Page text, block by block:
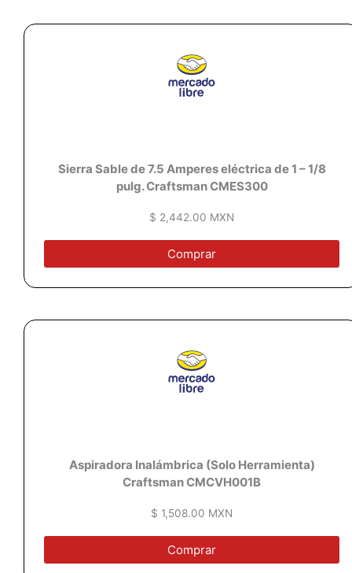
Sierra Sable de 7.5 Amperes eléctrica de 1 – 1/8
pulg. Craftsman CMES300
$ 2,442.00 MXN
Comprar
Aspiradora Inalámbrica (Solo Herramienta)
Craftsman CMCVH001B
$ 1,508.00 MXN
Comprar